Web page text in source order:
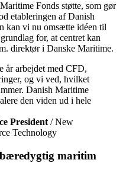
Fonds støtte, som gør
etableringen af Danish
kan vi nu omsætte idéen til
for, at centret kan
direktør i Danske Maritime.
år arbejdet med CFD,
og vi ved, hvilket
Danish Maritime
den viden ud i hele
President / New
Technology
maritim